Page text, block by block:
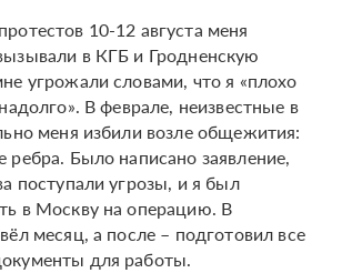
10-12 августа меня
в КГБ и Гродненскую
угрожали словами, что я «плохо
В феврале, неизвестные в
меня избили возле общежития:
ребра. Было написано заявление,
поступали угрозы, и я был
в Москву на операцию. В
месяц, а после – подготовил все
для работы.